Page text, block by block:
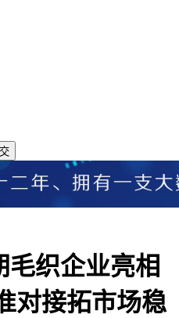
毛织企业亮相
对接拓市场稳